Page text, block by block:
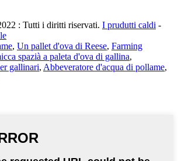
: Tutti i diritti riservati. I prudutti caldi -
, Un pallet d'ova di Reese, Farming
spazià a paleta d'ova di gallina,
gallinari, Abbeveratore d'acqua di pollame,